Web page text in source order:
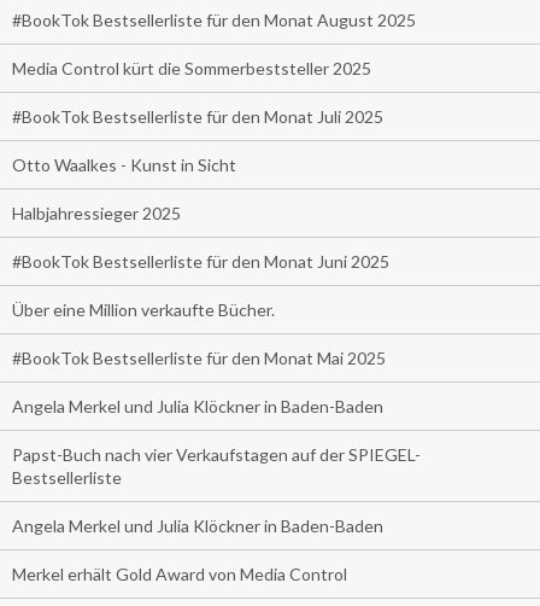
#BookTok Bestsellerliste für den Monat August 2025
Media Control kürt die Sommerbeststeller 2025
#BookTok Bestsellerliste für den Monat Juli 2025
Otto Waalkes - Kunst in Sicht
Halbjahressieger 2025
#BookTok Bestsellerliste für den Monat Juni 2025
Über eine Million verkaufte Bücher.
#BookTok Bestsellerliste für den Monat Mai 2025
Angela Merkel und Julia Klöckner in Baden-Baden
Papst-Buch nach vier Verkaufstagen auf der SPIEGEL-
Bestsellerliste
Angela Merkel und Julia Klöckner in Baden-Baden
Merkel erhält Gold Award von Media Control